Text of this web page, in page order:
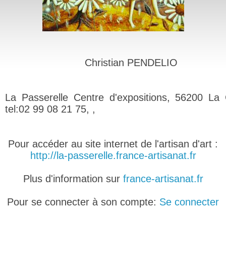
Christian PENDELIO
La Passerelle Centre d'expositions, 56200 La
tel:02 99 08 21 75, ,
Pour accéder au site internet de l'artisan d'art :
http://la-passerelle.france-artisanat.fr
Plus d'information sur france-artisanat.fr
Pour se connecter à son compte: Se connecter